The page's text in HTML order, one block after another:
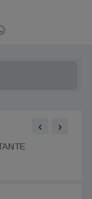
DE
‹ ›